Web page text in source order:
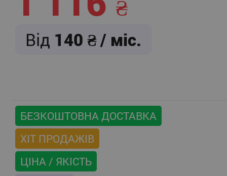
Від 140 / міс.
БЕЗКОШТОВНА ДОСТАВКА
ХІТ ПРОДАЖІВ
ЦІНА / ЯКІСТЬ